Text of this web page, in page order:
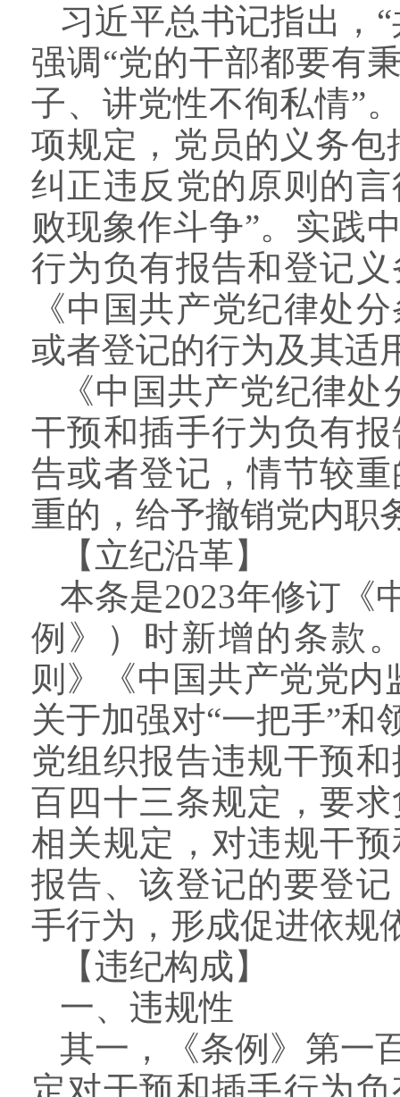
习近平总书记指出，
强调“党的干部都要有
子、讲党性不徇私情”
项规定，党员的义务
纠正违反党的原则的
败现象作斗争”。实践
行为负有报告和登记
《中国共产党纪律处
或者登记的行为及其适
《中国共产党纪律
干预和插手行为负有
告或者登记，情节较
重的，给予撤销党内职
【立纪沿革】
本条是2023年修订《
例》）时新增的条款
则》《中国共产党党内
关于加强对“一把手”和
党组织报告违规干预
百四十三条规定，要
相关规定，对违规干
报告、该登记的要登
手行为，形成促进依规
【违纪构成】
一、违规性
其一，《条例》第一